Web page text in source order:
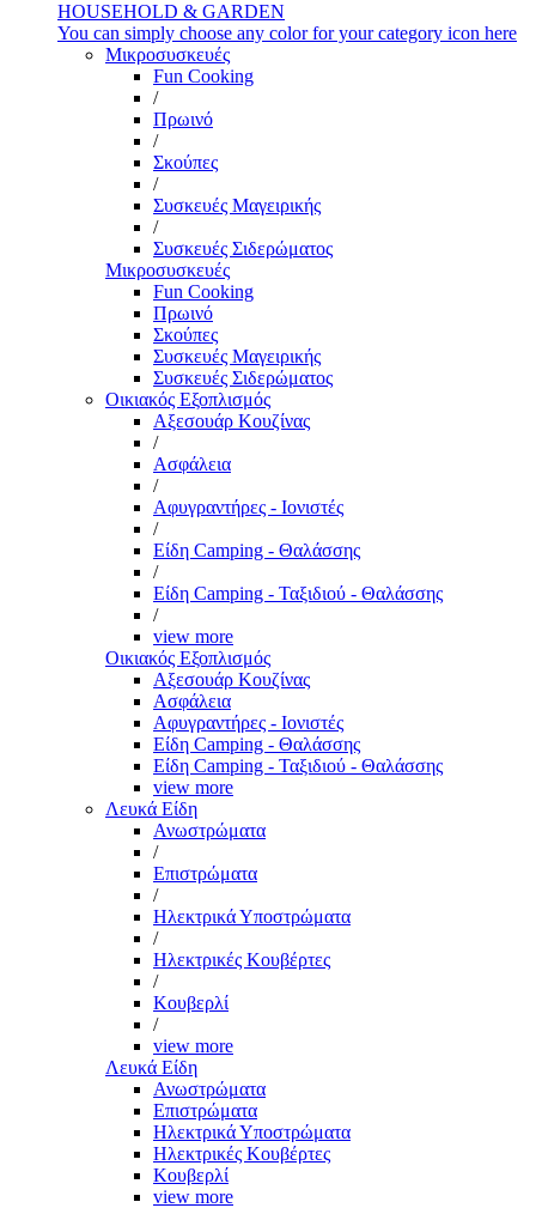
HOUSEHOLD & GARDEN
You can simply choose any color for your category icon here
Μικροσυσκευές
Fun Cooking
/
Πρωινό
/
Σκούπες
/
Συσκευές Μαγειρικής
/
Συσκευές Σιδερώματος
Μικροσυσκευές
Fun Cooking
Πρωινό
Σκούπες
Συσκευές Μαγειρικής
Συσκευές Σιδερώματος
Οικιακός Εξοπλισμός
Αξεσουάρ Κουζίνας
/
Ασφάλεια
/
Αφυγραντήρες - Ιονιστές
/
Είδη Camping - Θαλάσσης
/
Είδη Camping - Ταξιδιού - Θαλάσσης
/
view more
Οικιακός Εξοπλισμός
Αξεσουάρ Κουζίνας
Ασφάλεια
Αφυγραντήρες - Ιονιστές
Είδη Camping - Θαλάσσης
Είδη Camping - Ταξιδιού - Θαλάσσης
view more
Λευκά Είδη
Ανωστρώματα
/
Επιστρώματα
/
Ηλεκτρικά Υποστρώματα
/
Ηλεκτρικές Κουβέρτες
/
Κουβερλί
/
view more
Λευκά Είδη
Ανωστρώματα
Επιστρώματα
Ηλεκτρικά Υποστρώματα
Ηλεκτρικές Κουβέρτες
Κουβερλί
view more